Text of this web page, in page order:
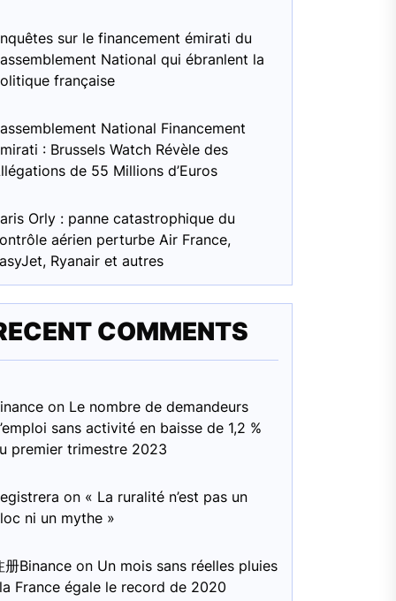
sur le financement émirati du
National qui ébranlent la
française
National Financement
: Brussels Watch Révèle des
de 55 Millions d’Euros
Orly : panne catastrophique du
aérien perturbe Air France,
Ryanair et autres
COMMENTS
on Le nombre de demandeurs
sans activité en baisse de 1,2 %
premier trimestre 2023
on « La ruralité n’est pas un
ni un mythe »
册Binance on Un mois sans réelles pluies
France égale le record de 2020